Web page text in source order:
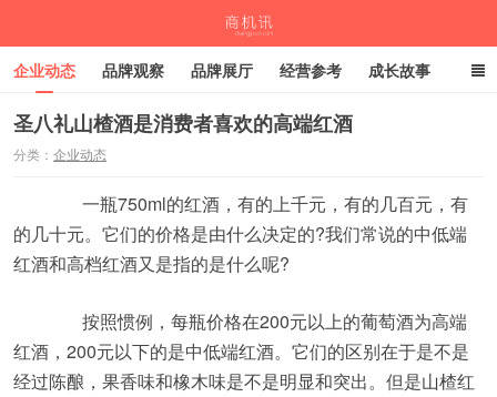
企业动态 品牌观察 品牌展厅 经营参考 成长故事
深度观察 伙伴计划
圣八礼山楂酒是消费者喜欢的高端红酒
分类： 企业动态
一瓶750ml的红酒，有的上千元，有的几百元，有
的几十元。它们的价格是由什么决定的?我们常说的中低端
红酒和高档红酒又是指的是什么呢?
按照惯例，每瓶价格在200元以上的葡萄酒为高端
红酒，200元以下的是中低端红酒。它们的区别在于是不是
经过陈酿，果香味和橡木味是不是明显和突出。但是山楂红